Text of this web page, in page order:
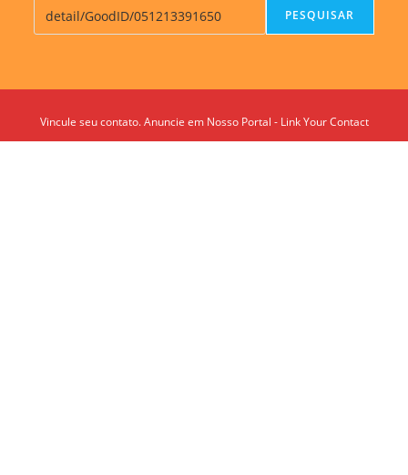
PESQUISAR
Vincule seu contato. Anuncie em Nosso Portal - Link Your Contact